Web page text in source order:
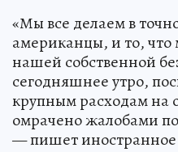
«Мы все делаем в
американцы, и то,
нашей собственной
сегодняшнее утро,
крупным расходам на
омрачено жалобами
— пишет иностранное